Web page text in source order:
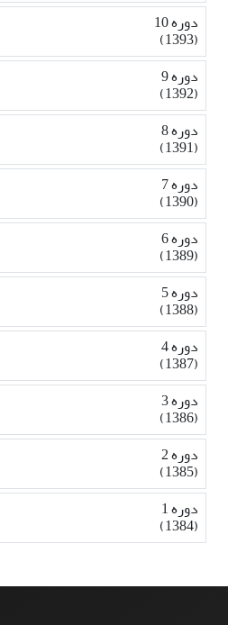
دوره 10
(1393)
دوره 9
(1392)
دوره 8
(1391)
دوره 7
(1390)
دوره 6
(1389)
دوره 5
(1388)
دوره 4
(1387)
دوره 3
(1386)
دوره 2
(1385)
دوره 1
(1384)